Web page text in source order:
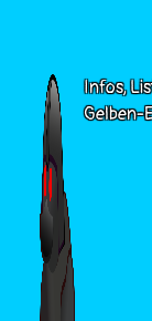
Infos,
Gelben-